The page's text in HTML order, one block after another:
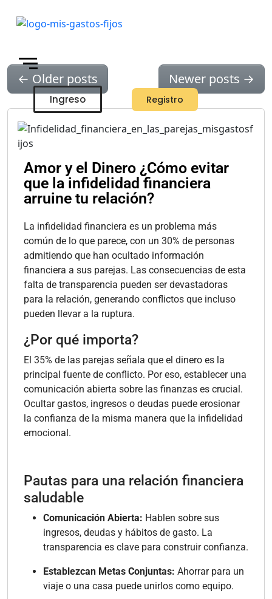
Ingreso Registro
Skip to main content
← Older posts Newer posts →
Amor y el Dinero ¿Cómo evitar
que la infidelidad financiera
arruine tu relación?
La infidelidad financiera es un problema más
común de lo que parece, con un 30% de personas
admitiendo que han ocultado información
financiera a sus parejas. Las consecuencias de esta
falta de transparencia pueden ser devastadoras
para la relación, generando conflictos que incluso
pueden llevar a la ruptura.
¿Por qué importa?
El 35% de las parejas señala que el dinero es la
principal fuente de conflicto. Por eso, establecer una
comunicación abierta sobre las finanzas es crucial.
Ocultar gastos, ingresos o deudas puede erosionar
la confianza de la misma manera que la infidelidad
emocional.
Pautas para una relación financiera
saludable
Comunicación Abierta: Hablen sobre sus
ingresos, deudas y hábitos de gasto. La
transparencia es clave para construir confianza.
Establezcan Metas Conjuntas: Ahorrar para un
viaje o una casa puede unirlos como equipo.